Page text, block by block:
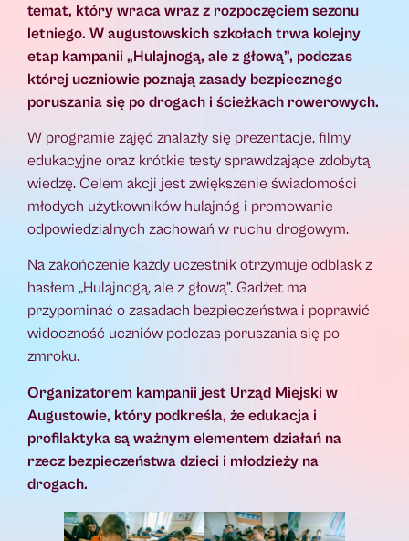
temat, który wraca wraz z rozpoczęciem sezonu
letniego. W augustowskich szkołach trwa kolejny
etap kampanii „Hulajnogą, ale z głową”, podczas
której uczniowie poznają zasady bezpiecznego
poruszania się po drogach i ścieżkach rowerowych.
W programie zajęć znalazły się prezentacje, filmy
edukacyjne oraz krótkie testy sprawdzające zdobytą
wiedzę. Celem akcji jest zwiększenie świadomości
młodych użytkowników hulajnóg i promowanie
odpowiedzialnych zachowań w ruchu drogowym.
Na zakończenie każdy uczestnik otrzymuje odblask z
hasłem „Hulajnogą, ale z głową”. Gadżet ma
przypominać o zasadach bezpieczeństwa i poprawić
widoczność uczniów podczas poruszania się po
zmroku.
Organizatorem kampanii jest Urząd Miejski w
Augustowie, który podkreśla, że edukacja i
profilaktyka są ważnym elementem działań na
rzecz bezpieczeństwa dzieci i młodzieży na
drogach.